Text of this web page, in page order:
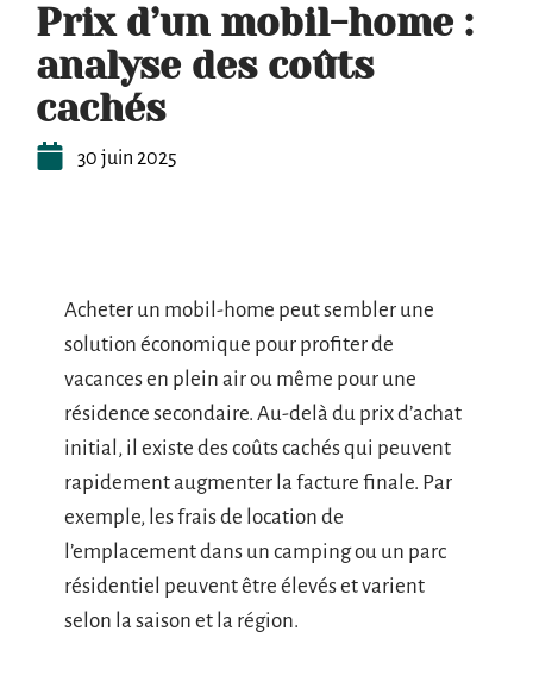
Prix d’un mobil-home :
analyse des coûts
cachés
30 juin 2025
Acheter un mobil-home peut sembler une
solution économique pour profiter de
vacances en plein air ou même pour une
résidence secondaire. Au-delà du prix d’achat
initial, il existe des coûts cachés qui peuvent
rapidement augmenter la facture finale. Par
exemple, les frais de location de
l’emplacement dans un camping ou un parc
résidentiel peuvent être élevés et varient
selon la saison et la région.